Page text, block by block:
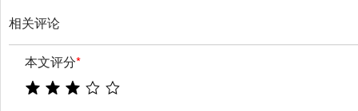
相关评论
本文评分*